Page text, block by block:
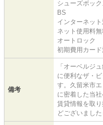
シューズボック
BS
インターネッ
ネット使用料
オートロック
初期費用カー
備考
「オーベルジ
に便利なザ・
す。久留米市
に密着した当
賃貸情報を取
どございまし